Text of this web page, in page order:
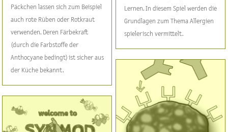
Päckchen lassen sich zum Beispiel
auch rote Rüben oder Rotkraut
verwenden. Deren Färbekraft
(durch die Farbstoffe der
Anthocyane bedingt) ist sicher aus
der Küche bekannt.
Lernen. In diesem Spiel werden die
Grundlagen zum Thema Allergien
spielerisch vermittelt.